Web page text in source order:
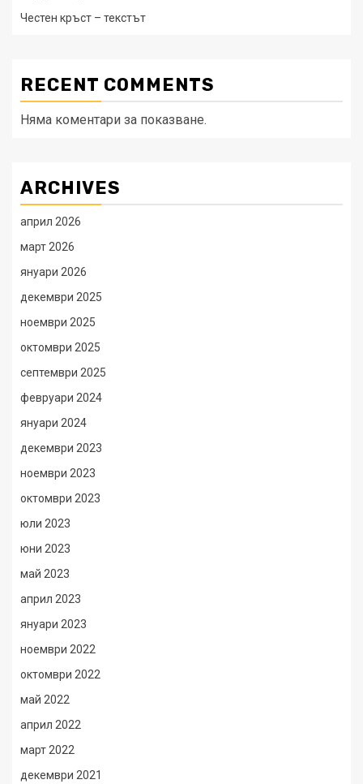
Честен кръст – текстът
RECENT COMMENTS
Няма коментари за показване.
ARCHIVES
април 2026
март 2026
януари 2026
декември 2025
ноември 2025
октомври 2025
септември 2025
февруари 2024
януари 2024
декември 2023
ноември 2023
октомври 2023
юли 2023
юни 2023
май 2023
април 2023
януари 2023
ноември 2022
октомври 2022
май 2022
април 2022
март 2022
декември 2021